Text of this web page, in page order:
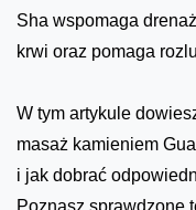
Sha wspomaga
krwi oraz pomaga
W tym artykule
masaż kamieniem
i jak dobrać
Poznasz sprawdzone